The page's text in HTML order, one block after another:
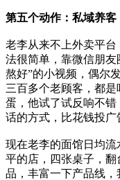
第五个动作：私域养客
老李从来不上外卖平
法很简单，靠微信朋
熬好”的小视频，偶尔
三百多个老顾客，都
蛋，他试了试反响不
话的方式，比花钱投广
现在老李的面馆日均
平的店，四张桌子，
品，丰富一下产品线，